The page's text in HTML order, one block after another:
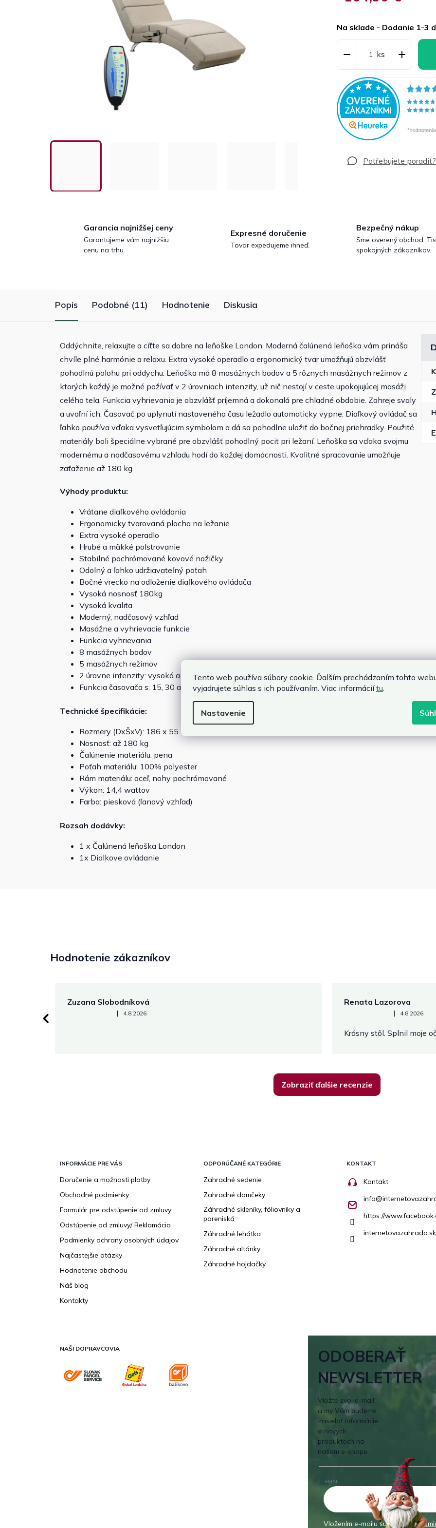
Tento web používa súbory cookie. Ďalším prechádzaním tohto
vyjadrujete súhlas s ich používaním. Viac informáciítu.
Nastavenie
cena:
Na sklade - Dodanie 1-3
Garancia najnižšej ceny
Garantujeme vám najnižšiu
cenu na trhu.
Expresné doručenie
Tovar expedujeme ihneď.
Bezpečný nákup
Sme overený obchod.
spokojných zákazníkov.
Popis Podobné (11) Hodnotenie Diskusia
Oddýchnite, relaxujte a cíťte sa dobre na leňoške London. Moderná čalúnená leňoška vám prináša
chvíle plné harmónie a relaxu. Extra vysoké operadlo a ergonomický tvar umožňujú obzvlášť
pohodlnú polohu pri oddychu. Leňoška má 8 masážnych bodov a 5 rôznych masážnych režimov z
ktorých každý je možné požívať v 2 úrovniach intenzity, už nič nestojí v ceste upokojujúcej masáži
celého tela. Funkcia vyhrievania je obzvlášť príjemná a dokonalá pre chladné obdobie. Zahreje svaly
a uvoľní ich. Časovač po uplynutí nastaveného času ležadlo automaticky vypne. Diaľkový ovládač sa
ľahko používa vďaka vysvetľujúcim symbolom a dá sa pohodlne uložiť do bočnej priehradky. Použité
materiály boli špeciálne vybrané pre obzvlášť pohodlný pocit pri ležaní. Leňoška sa vďaka svojmu
modernému a nadčasovému vzhľadu hodí do každej domácnosti. Kvalitné spracovanie umožňuje
zaťaženie až 180 kg.
Výhody produktu:
Vrátane diaľkového ovládania
Ergonomicky tvarovaná plocha na ležanie
Extra vysoké operadlo
Hrubé a mäkké polstrovanie
Stabilné pochrómované kovové nožičky
Odolný a ľahko udržiavateľný poťah
Bočné vrecko na odloženie diaľkového ovládača
Vysoká nosnosť 180kg
Vysoká kvalita
Moderný, nadčasový vzhľad
Masážne a vyhrievacie funkcie
Funkcia vyhrievania
8 masážnych bodov
5 masážnych režimov
2 úrovne intenzity: vysoká a nízka
Funkcia časovača s: 15, 30 alebo 60 min
Technické špecifikácie:
Rozmery (DxŠxV): 186 x 55 x 89 cm
Nosnosť: až 180 kg
Čalúnenie materiálu: pena
Poťah materiálu: 100% polyester
Rám materiálu: oceľ, nohy pochrómované
Výkon: 14,4 wattov
Farba: piesková (ľanový vzhľad)
Rozsah dodávky:
1 x Čalúnená leňoška London
1x Dialkove ovládanie
Hodnotenie zákazníkov
Zuzana Slobodníková
Hodnotenie obchodu je 5 z 5 hviezdičiek.
| 4.8.2026
Renata Lazorova
Hodnotenie obchodu je 5 z
| 4.8.2026
Krásny stôl. Splnil moje
Zobraziť ďalšie recenzie
INFORMÁCIE PRE VÁS
Doručenie a možnosti platby
Obchodné podmienky
Formulár pre odstúpenie od zmluvy
Odstúpenie od zmluvy/ Reklamácia
Podmienky ochrany osobných údajov
Najčastejšie otázky
Hodnotenie obchodu
Náš blog
Kontakty
ODPORÚČANÉ KATEGÓRIE
Zahradné sedenie
Zahradné domčeky
Záhradné skleníky, fóliovníky a
pareniská
Záhradné lehátka
Záhradné altánky
Záhradné hojdačky
KONTAKT
Kontakt
info@
https://
internetovazahrada.sk
NAŠI DOPRAVCOVIA
ODOBERAŤ
NEWSLETTER
Vložte svoj e-mail
a my Vám budeme
zasielať informácie
o nových
produktoch na
našom e-shope.
EMAIL
Vložením e-mailu súhlasíte s